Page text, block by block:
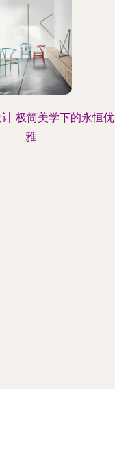
极简美学下的永恒优
雅